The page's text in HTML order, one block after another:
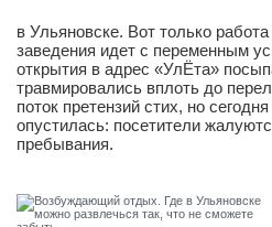
в Ульяновске. Вот только
заведения идет с переменным
открытия в адрес «УлЁта»
травмировались вплоть до
поток претензий стих, но
опустилась: посетители
пребывания.